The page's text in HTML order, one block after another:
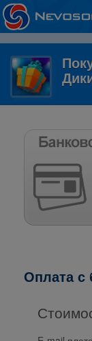
Оплата с